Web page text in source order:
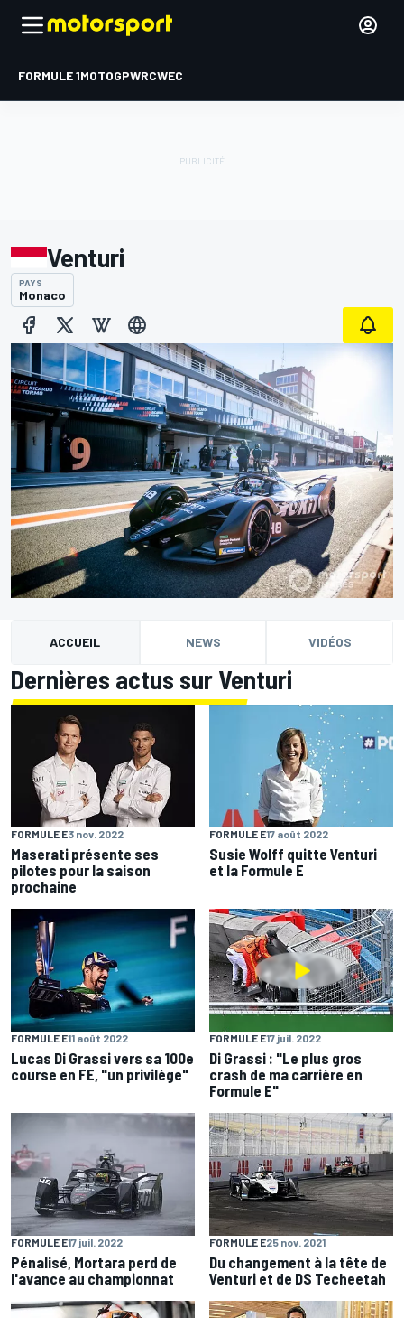
FORMULE 1MOTOGPWRCWEC
Venturi
PAYS
Monaco
ACCUEIL NEWS VIDÉOS
Dernières actus sur Venturi
FORMULE E3 nov. 2022
Maserati présente ses
pilotes pour la saison
prochaine
FORMULE E17 août 2022
Susie Wolff quitte Venturi
et la Formule E
FORMULE E11 août 2022
Lucas Di Grassi vers sa 100e
course en FE, "un privilège"
FORMULE E17 juil. 2022
Di Grassi : "Le plus gros
crash de ma carrière en
Formule E"
FORMULE E17 juil. 2022
Pénalisé, Mortara perd de
l'avance au championnat
FORMULE E25 nov. 2021
Du changement à la tête de
Venturi et de DS Techeetah